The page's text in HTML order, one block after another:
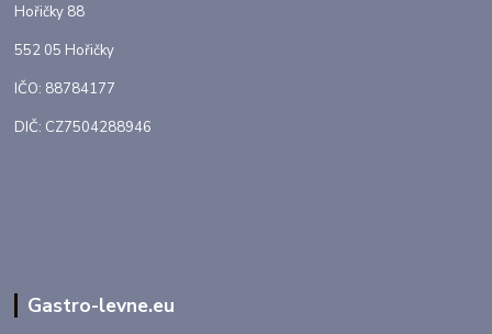
Hořičky 88
552 05 Hořičky
IČO: 88784177
DIČ: CZ7504288946
Gastro-levne.eu